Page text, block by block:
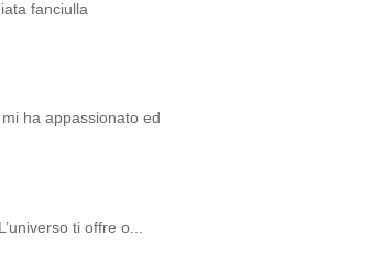
fanciulla
ha appassionato ed
ti offre o...